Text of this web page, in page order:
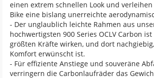
einen extrem schnellen Look und
Bike eine bislang unerreichte
- Der unglaublich leichte Rahmen aus
hochwertigsten 900 Series OCLV Carbon
größten Kräfte wirken, und dort
Komfort erwünscht ist.
- Für effiziente Anstiege und souveräne
verringern die Carbonlaufräder das